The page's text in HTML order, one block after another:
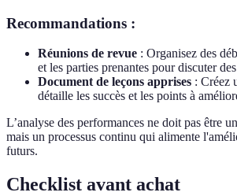
Recommandations :
Réunions de revue : Organisez des
et les parties prenantes pour discuter
Document de leçons apprises : Créez
détaille les succès et les points à
L’analyse des performances ne doit pas être
mais un processus continu qui alimente
futurs.
Checklist avant achat